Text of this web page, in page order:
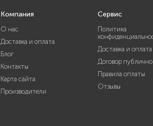
Компания
О нас
Доставка и оплата
Блог
Контакты
Карта сайта
Производители
Сервис
Политика
Доставка и оплата
Договор
Правила оплаты
Отзывы